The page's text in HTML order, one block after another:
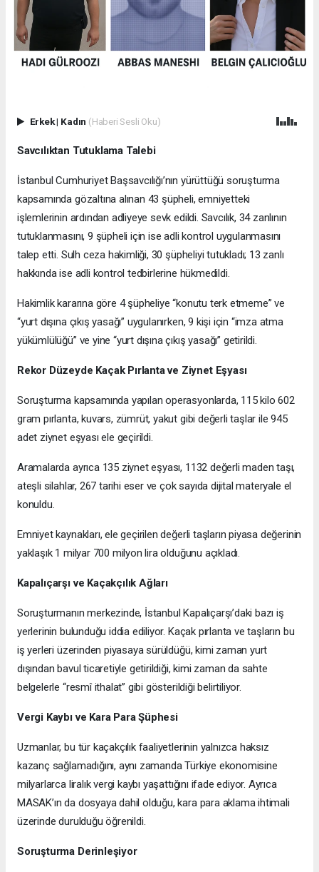
Erkek| Kadın (Haberi Sesli Oku)
Savcılıktan Tutuklama Talebi
İstanbul Cumhuriyet Başsavcılığı’nın yürüttüğü soruşturma
kapsamında gözaltına alınan 43 şüpheli, emniyetteki
işlemlerinin ardından adliyeye sevk edildi. Savcılık, 34 zanlının
tutuklanmasını, 9 şüpheli için ise adli kontrol uygulanmasını
talep etti. Sulh ceza hakimliği, 30 şüpheliyi tutukladı; 13 zanlı
hakkında ise adli kontrol tedbirlerine hükmedildi.
Hakimlik kararına göre 4 şüpheliye “konutu terk etmeme” ve
“yurt dışına çıkış yasağı” uygulanırken, 9 kişi için “imza atma
yükümlülüğü” ve yine “yurt dışına çıkış yasağı” getirildi.
Rekor Düzeyde Kaçak Pırlanta ve Ziynet Eşyası
Soruşturma kapsamında yapılan operasyonlarda, 115 kilo 602
gram pırlanta, kuvars, zümrüt, yakut gibi değerli taşlar ile 945
adet ziynet eşyası ele geçirildi.
Aramalarda ayrıca 135 ziynet eşyası, 1132 değerli maden taşı,
ateşli silahlar, 267 tarihi eser ve çok sayıda dijital materyale el
konuldu.
Emniyet kaynakları, ele geçirilen değerli taşların piyasa değerinin
yaklaşık 1 milyar 700 milyon lira olduğunu açıkladı.
Kapalıçarşı ve Kaçakçılık Ağları
Soruşturmanın merkezinde, İstanbul Kapalıçarşı’daki bazı iş
yerlerinin bulunduğu iddia ediliyor. Kaçak pırlanta ve taşların bu
iş yerleri üzerinden piyasaya sürüldüğü, kimi zaman yurt
dışından bavul ticaretiyle getirildiği, kimi zaman da sahte
belgelerle “resmî ithalat” gibi gösterildiği belirtiliyor.
Vergi Kaybı ve Kara Para Şüphesi
Uzmanlar, bu tür kaçakçılık faaliyetlerinin yalnızca haksız
kazanç sağlamadığını, aynı zamanda Türkiye ekonomisine
milyarlarca liralık vergi kaybı yaşattığını ifade ediyor. Ayrıca
MASAK’ın da dosyaya dahil olduğu, kara para aklama ihtimali
üzerinde durulduğu öğrenildi.
Soruşturma Derinleşiyor